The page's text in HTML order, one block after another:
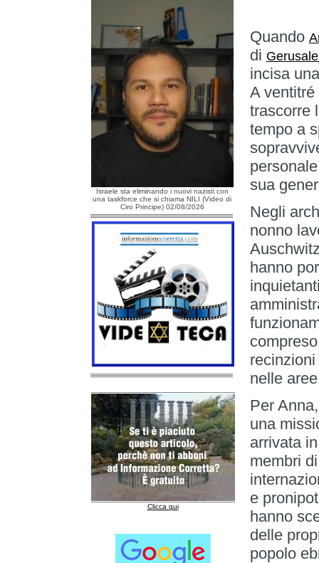
Israele sta eliminando i nuovi nazisti con
una taskforce che si chiama NILI (Video di
Ciro Principe) 02/08/2026
Clicca qui
Quando
di
incisa
A
trascorre
tempo a
sua
Negli
nonno
hanno
nelle
Per
una
arrivata
membri
e
hanno
delle
popolo